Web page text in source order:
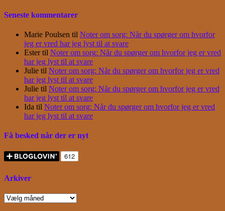
Seneste kommentarer
Marie Poulsen til Noter om sorg: Når du spørger om hvorfor
jeg er vred har jeg lyst til at svare
Estertil Noter om sorg: Når du spørger om hvorfor jeg er vred
har jeg lyst til at svare
Julie til Noter om sorg: Når du spørger om hvorfor jeg er vred
har jeg lyst til at svare
Julie til Noter om sorg: Når du spørger om hvorfor jeg er vred
har jeg lyst til at svare
Ida til Noter om sorg: Når du spørger om hvorfor jeg er vred
har jeg lyst til at svare
Få besked når der er nyt
Arkiver
Arkiver